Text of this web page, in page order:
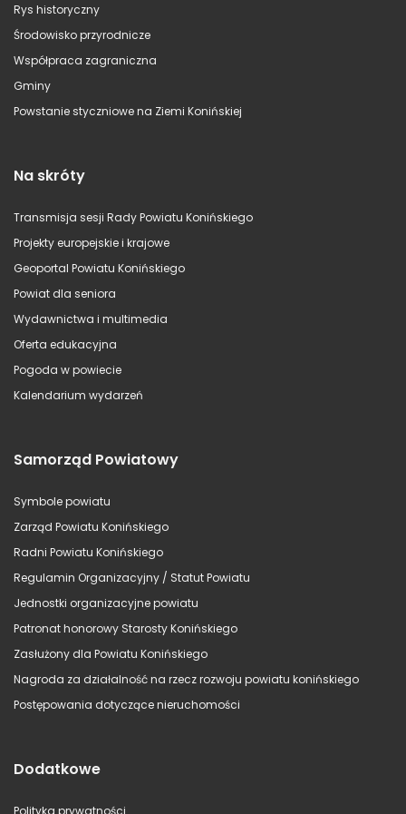
Rys historyczny
Środowisko przyrodnicze
Współpraca zagraniczna
Gminy
Powstanie styczniowe na Ziemi Konińskiej
Na skróty
Transmisja sesji Rady Powiatu Konińskiego
Projekty europejskie i krajowe
Geoportal Powiatu Konińskiego
Powiat dla seniora
Wydawnictwa i multimedia
Oferta edukacyjna
Pogoda w powiecie
Kalendarium wydarzeń
Samorząd Powiatowy
Symbole powiatu
Zarząd Powiatu Konińskiego
Radni Powiatu Konińskiego
Regulamin Organizacyjny / Statut Powiatu
Jednostki organizacyjne powiatu
Patronat honorowy Starosty Konińskiego
Zasłużony dla Powiatu Konińskiego
Nagroda za działalność na rzecz rozwoju powiatu konińskiego
Postępowania dotyczące nieruchomości
Dodatkowe
Polityka prywatności